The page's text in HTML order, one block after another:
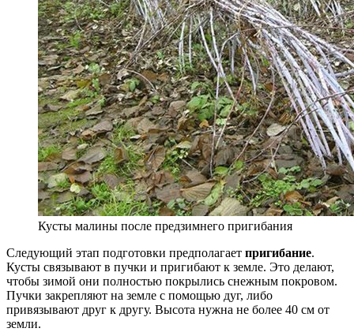
Кусты малины после предзимнего пригибания
Следующий этап подготовки предполагает пригибание.
Кусты связывают в пучки и пригибают к земле. Это делают,
чтобы зимой они полностью покрылись снежным покровом.
Пучки закрепляют на земле с помощью дуг, либо
привязывают друг к другу. Высота нужна не более 40 см от
земли.